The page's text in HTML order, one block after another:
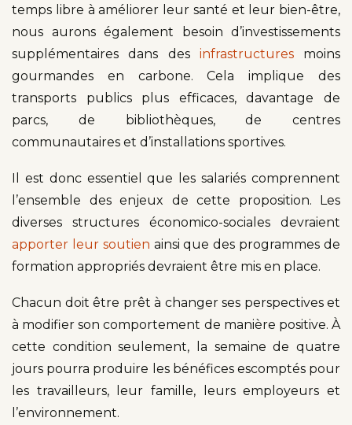
temps libre à améliorer leur santé et leur bien-être,
nous aurons également besoin d’investissements
supplémentaires dans des infrastructuresmoins
gourmandes en carbone. Cela implique des
transports publics plus efficaces, davantage de
parcs, de bibliothèques, de centres
communautaires et d’installations sportives.
Il est donc essentiel que les salariés comprennent
l’ensemble des enjeux de cette proposition. Les
diverses structures économico-sociales devraient
apporter leur soutien ainsi que des programmes de
formation appropriés devraient être mis en place.
Chacun doit être prêt à changer ses perspectives et
à modifier son comportement de manière positive. À
cette condition seulement, la semaine de quatre
jours pourra produire les bénéfices escomptés pour
les travailleurs, leur famille, leurs employeurs et
l’environnement.